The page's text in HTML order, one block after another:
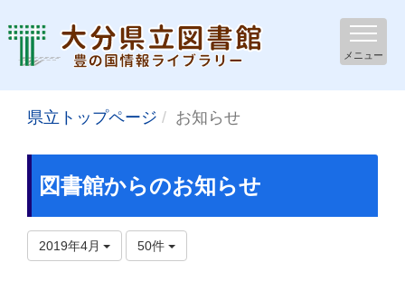
メニュー
県立トップページ お知らせ
図書館からのお知らせ
2019年4月 50件